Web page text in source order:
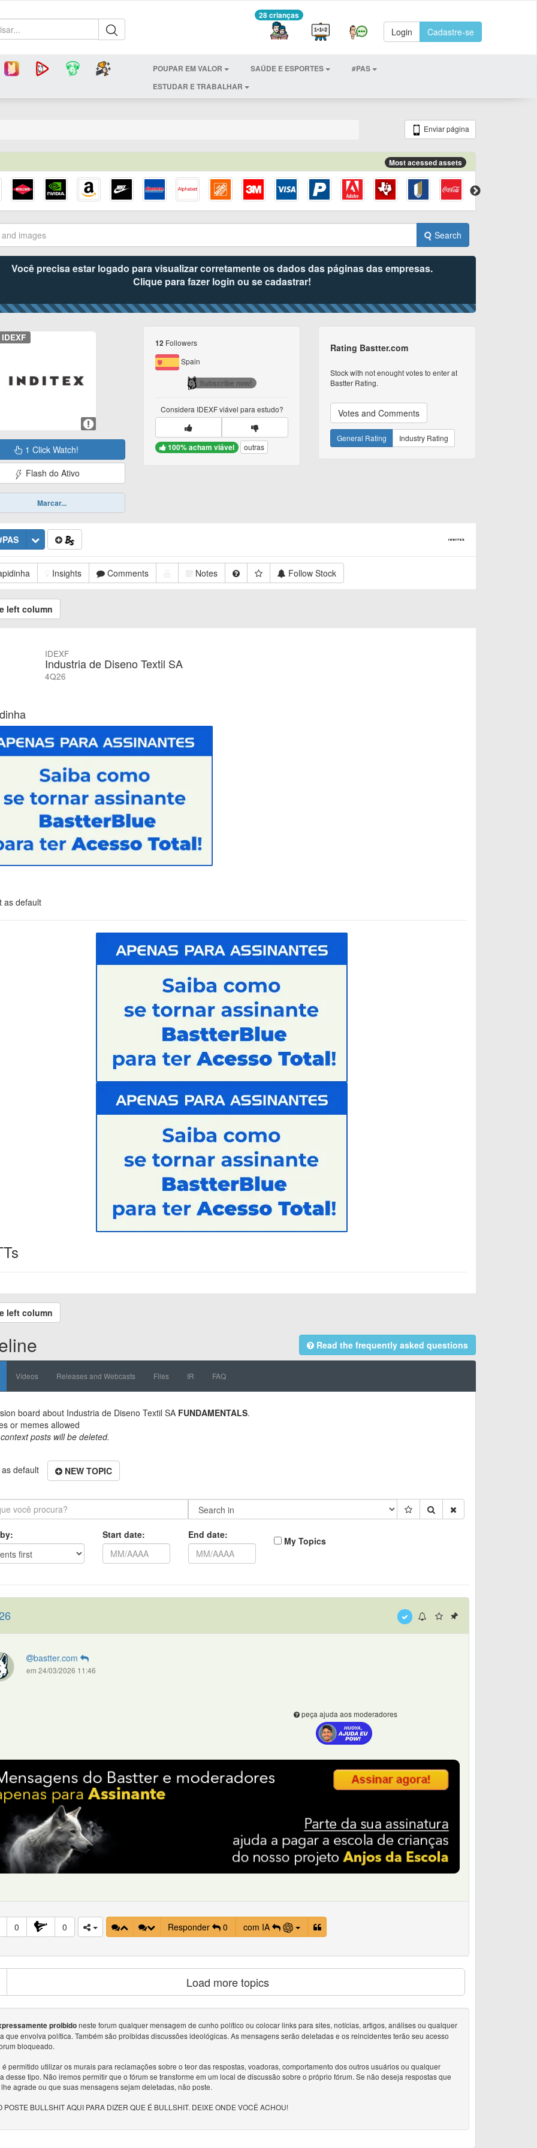
28 crianças
Login Cadastre-se
POUPAR EM VALOR SAÚDE E ESPORTES
#PAS
ESTUDAR E TRABALHAR
Enviar página
Most acessed assets
Search
Você precisa estar logado para visualizar corretamente os dados das páginas das empresas.
Clique para fazer login ou se cadastrar!
IDEXF
1 Click Watch!
Flash do Ativo
Marcar...
12 Followers
Spain
Subscribe now!
Considera IDEXFviável para estudo?
100% acham viável outras
Rating Bastter.com
Stock with not enought votes to enter at
Bastter Rating.
Votes and Comments
General Rating Industry Rating
Insights Comments Notes Follow Stock
left column
IDEXF
Industria de Diseno Textil SA
4Q26
as default
left column
Read the frequently asked questions
Videos Releases and Webcasts Files IR FAQ
board about Industria de Diseno Textil SA FUNDAMENTALS.
or memes allowed
posts will be deleted.
default NEW TOPIC
Start date: End date:
My Topics
bastter.com
em 24/03/2026 11:46
peça ajuda aos moderadores
0 0 Responder 0 com IA
Load more topics
proibidoneste forum qualquer mensagem de cunho político ou colocar links para sites, notícias, artigos, análises ou qualquer
que envolva política. Também são proibidas discussões ideológicas. As mensagens serão deletadas e os reincidentes terão seu acesso
bloqueado.
é permitido utilizar os murais para reclamações sobre o teor das respostas, voadoras, comportamento dos outros usuários ou qualquer
desse tipo. Não iremos permitir que o fórum se transforme em um local de discussão sobre o próprio fórum. Se não deseja respostas que
agrade ou que suas mensagens sejam deletadas, não poste.
POSTE BULLSHIT AQUI PARA DIZER QUE É BULLSHIT. DEIXE ONDE VOCÊ ACHOU!